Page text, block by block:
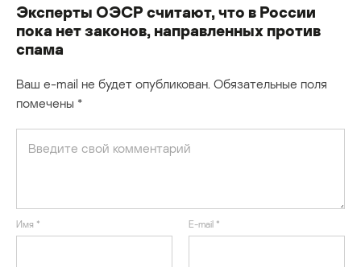
Эксперты ОЭСР считают, что в России
пока нет законов, направленных против
спама
Ваш e-mail не будет опубликован. Обязательные поля
помечены *
Имя * E-mail *